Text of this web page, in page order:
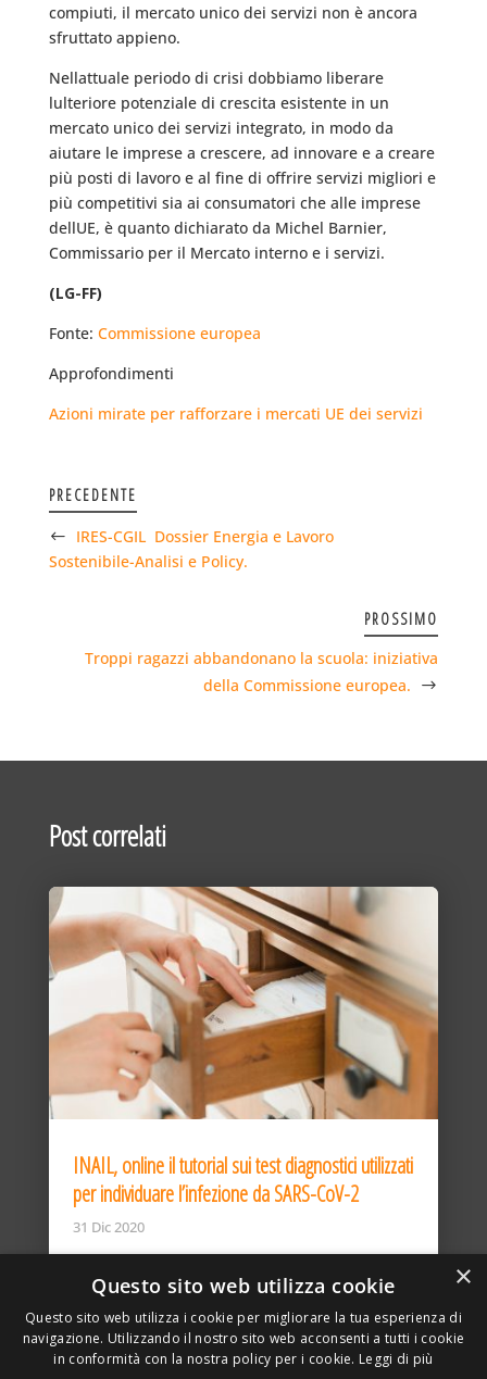
compiuti, il mercato unico dei servizi non è ancora
sfruttato appieno.
Nellattuale periodo di crisi dobbiamo liberare
lulteriore potenziale di crescita esistente in un
mercato unico dei servizi integrato, in modo da
aiutare le imprese a crescere, ad innovare e a creare
più posti di lavoro e al fine di offrire servizi migliori e
più competitivi sia ai consumatori che alle imprese
dellUE, è quanto dichiarato da Michel Barnier,
Commissario per il Mercato interno e i servizi.
(LG-FF)
Fonte: Commissione europea
Approfondimenti
Azioni mirate per rafforzare i mercati UE dei servizi
PRECEDENTE
IRES-CGIL  Dossier Energia e Lavoro
Sostenibile-Analisi e Policy.
PROSSIMO
Troppi ragazzi abbandonano la scuola: iniziativa
della Commissione europea.
Post correlati
INAIL, online il tutorial sui test diagnostici utilizzati
per individuare l’infezione da SARS-CoV-2
31 Dic 2020
×
Questo sito web utilizza cookie
Questo sito web utilizza i cookie per migliorare la tua esperienza di
navigazione. Utilizzando il nostro sito web acconsenti a tutti i cookie
in conformità con la nostra policy per i cookie. Leggi di più